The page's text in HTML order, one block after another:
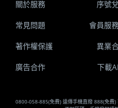
0800-058-885(免費) 遠傳手機直撥 888(免費
關於服務 序號
常見問題 會員服
著作權保護 異業
廣告合作 下載